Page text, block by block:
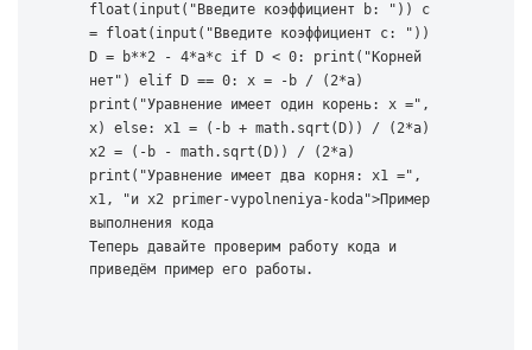
float(input("Введите коэффициент b: ")) c
= float(input("Введите коэффициент c: "))
D = b**2 - 4*a*c if D < 0: print("Корней
нет") elif D == 0: x = -b / (2*a)
print("Уравнение имеет один корень: x =",
x) else: x1 = (-b + math.sqrt(D)) / (2*a)
x2 = (-b - math.sqrt(D)) / (2*a)
print("Уравнение имеет два корня: x1 =",
x1, "и x2 primer-vypolneniya-koda">Пример
выполнения кода
Теперь давайте проверим работу кода и
приведём пример его работы.